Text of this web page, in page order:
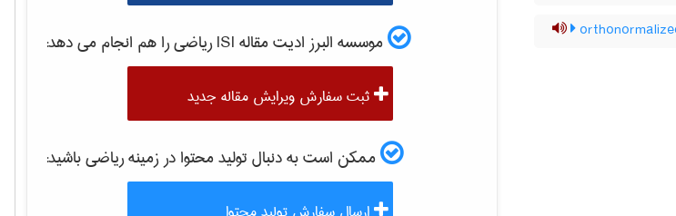
موسسه البرز ادیت مقاله ISI رياضیرا هم انجام می دهد:
ثبت سفارش ویرایش مقاله جدید
ممکن است به دنبال تولید محتوا در زمینهرياضیباشید: